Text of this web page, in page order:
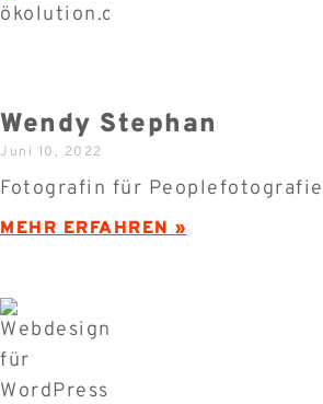
Wendy Stephan
Juni 10, 2022
Fotografin für Peoplefotografie
MEHR ERFAHREN »